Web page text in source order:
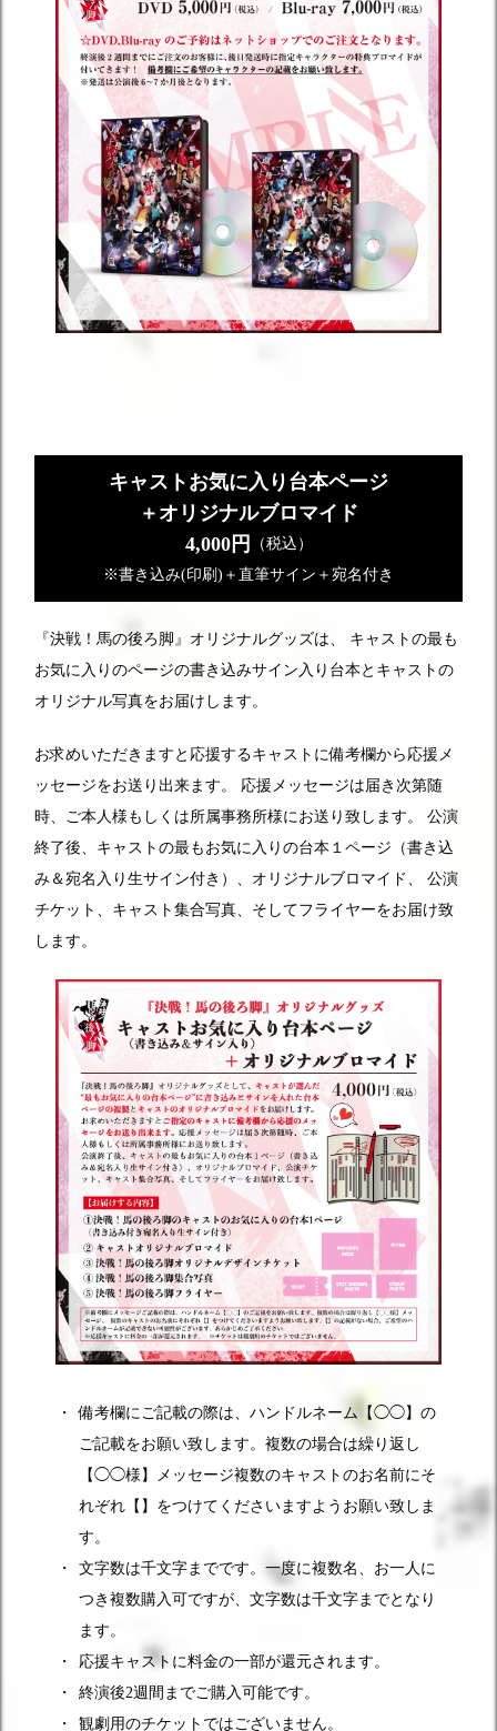
キャストお気に入り台本ページ
＋オリジナルブロマイド
4,000円
（税込）
※書き込み(印刷)＋直筆サイン＋宛名付き
『決戦！馬の後ろ脚』オリジナルグッズは、
キャストの最も
お気に入りのページの書き込みサイン入り台本とキャストの
オリジナル写真をお届けします。
お求めいただきますと応援するキャストに備考欄から応援メ
ッセージをお送り出来ます。
応援メッセージは届き次第随
時、ご本人様もしくは所属事務所様にお送り致します。
公演
終了後、キャストの最もお気に入りの台本１ページ（書き込
み＆宛名入り生サイン付き）、オリジナルブロマイド、
公演
チケット、キャスト集合写真、そしてフライヤーをお届け致
します。
備考欄にご記載の際は、ハンドルネーム【◯◯】の
ご記載をお願い致します。複数の場合は繰り返し
【◯◯様】メッセージ複数のキャストのお名前にそ
れぞれ【】をつけてくださいますようお願い致しま
す。
文字数は千文字までです。一度に複数名、お一人に
つき複数購入可ですが、文字数は千文字までとなり
ます。
応援キャストに料金の一部が還元されます。
終演後2週間までご購入可能です。
観劇用のチケットではございません。